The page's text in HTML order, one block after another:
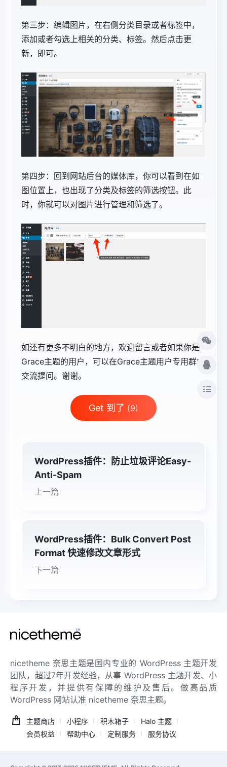
第三步：编辑图片，在右侧分类目录或者标签中，
添加或者勾选上相关的分类、标签。然后点击更
新，即可。
第四步：回到网站后台的媒体库，你可以看到在如
图位置上，也出现了分类及标签的筛选按钮。此
时，你就可以对图片进行管理和筛选了。
如还有更多不明白的地方，欢迎留言或者如果你是
Grace主题的用户，可以在Grace主题用户专用群中
交流提问。谢谢。
Get 到了 (9)
WordPress插件：防止垃圾评论Easy-
Anti-Spam
上一篇
WordPress插件：Bulk Convert Post
Format 快速修改文章形式
下一篇
nicetheme 奈思主题是国内专业的 WordPress 主题开发
团队，超过7年开发经验，从事 WordPress 主题开发、小
程序开发，并提供有保障的维护及售后。做高品质
WordPress 网站认准 nicetheme 奈思主题。
主题商店 小程序 积木箱子
Halo 主题
会员权益
帮助中心 定制服务 服务协议